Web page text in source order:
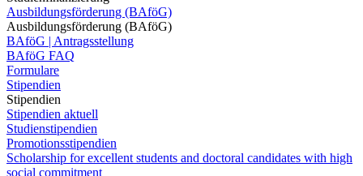
Ausbildungsförderung (BAföG)
Ausbildungsförderung (BAföG)
BAföG | Antragsstellung
BAföG FAQ
Formulare
Stipendien
Stipendien
Stipendien aktuell
Studienstipendien
Promotionsstipendien
Scholarship for excellent students and doctoral candidates with high
social commitment